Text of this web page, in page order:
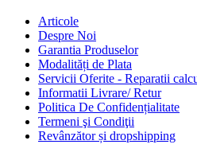
Articole
Despre Noi
Garantia Produselor
Modalități de Plata
Servicii Oferite - Reparatii
Informatii Livrare/ Retur
Politica De Confidențialitate
Termeni şi Condiţii
Revânzător și dropshipping